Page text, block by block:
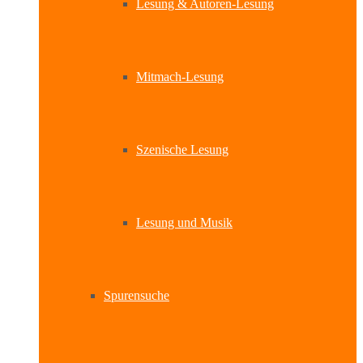
Lesung & Autoren-Lesung
Mitmach-Lesung
Szenische Lesung
Lesung und Musik
Spurensuche